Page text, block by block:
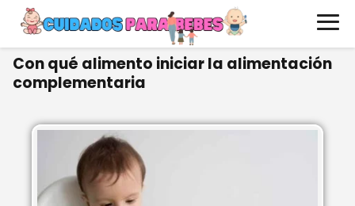
Con qué alimento iniciar la alimentación
complementaria